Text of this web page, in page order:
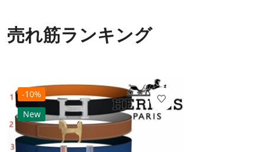
売れ筋ランキング
-10%
New